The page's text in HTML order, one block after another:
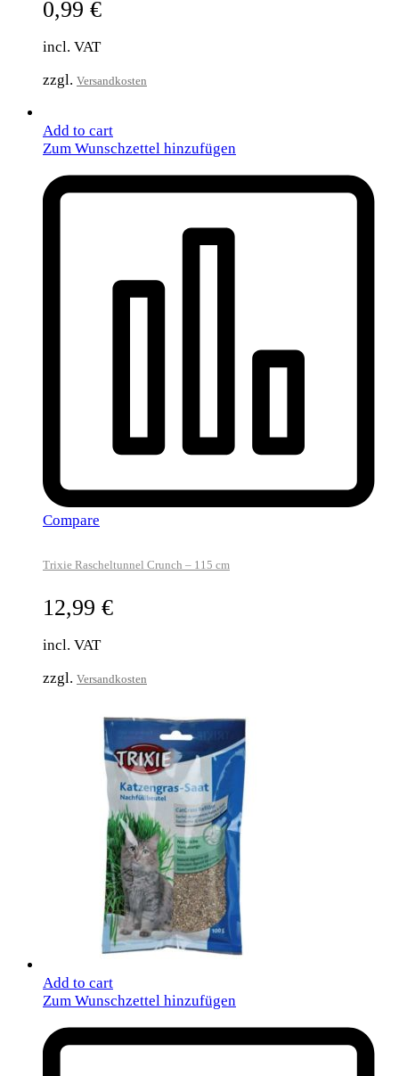
0,99 €
incl. VAT
zzgl. Versandkosten
Add to cart
Zum Wunschzettel hinzufügen
Compare
Trixie Rascheltunnel Crunch – 115 cm
12,99 €
incl. VAT
zzgl. Versandkosten
Add to cart
Zum Wunschzettel hinzufügen